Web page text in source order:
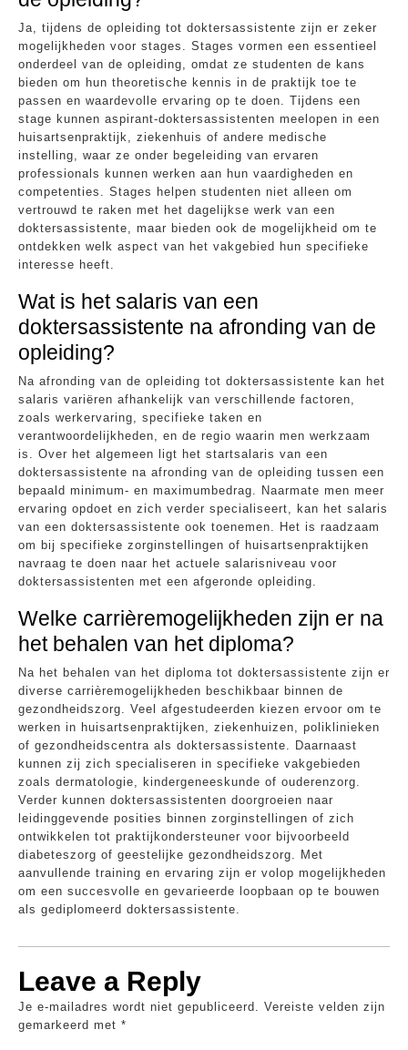
Ja, tijdens de opleiding tot doktersassistente zijn er zeker
mogelijkheden voor stages. Stages vormen een essentieel
onderdeel van de opleiding, omdat ze studenten de kans
bieden om hun theoretische kennis in de praktijk toe te
passen en waardevolle ervaring op te doen. Tijdens een
stage kunnen aspirant-doktersassistenten meelopen in een
huisartsenpraktijk, ziekenhuis of andere medische
instelling, waar ze onder begeleiding van ervaren
professionals kunnen werken aan hun vaardigheden en
competenties. Stages helpen studenten niet alleen om
vertrouwd te raken met het dagelijkse werk van een
doktersassistente, maar bieden ook de mogelijkheid om te
ontdekken welk aspect van het vakgebied hun specifieke
interesse heeft.
Wat is het salaris van een
doktersassistente na afronding van de
opleiding?
Na afronding van de opleiding tot doktersassistente kan het
salaris variëren afhankelijk van verschillende factoren,
zoals werkervaring, specifieke taken en
verantwoordelijkheden, en de regio waarin men werkzaam
is. Over het algemeen ligt het startsalaris van een
doktersassistente na afronding van de opleiding tussen een
bepaald minimum- en maximumbedrag. Naarmate men meer
ervaring opdoet en zich verder specialiseert, kan het salaris
van een doktersassistente ook toenemen. Het is raadzaam
om bij specifieke zorginstellingen of huisartsenpraktijken
navraag te doen naar het actuele salarisniveau voor
doktersassistenten met een afgeronde opleiding.
Welke carrièremogelijkheden zijn er na
het behalen van het diploma?
Na het behalen van het diploma tot doktersassistente zijn er
diverse carrièremogelijkheden beschikbaar binnen de
gezondheidszorg. Veel afgestudeerden kiezen ervoor om te
werken in huisartsenpraktijken, ziekenhuizen, poliklinieken
of gezondheidscentra als doktersassistente. Daarnaast
kunnen zij zich specialiseren in specifieke vakgebieden
zoals dermatologie, kindergeneeskunde of ouderenzorg.
Verder kunnen doktersassistenten doorgroeien naar
leidinggevende posities binnen zorginstellingen of zich
ontwikkelen tot praktijkondersteuner voor bijvoorbeeld
diabeteszorg of geestelijke gezondheidszorg. Met
aanvullende training en ervaring zijn er volop mogelijkheden
om een succesvolle en gevarieerde loopbaan op te bouwen
als gediplomeerd doktersassistente.
Leave a Reply
Je e-mailadres wordt niet gepubliceerd. Vereiste velden zijn
gemarkeerd met *